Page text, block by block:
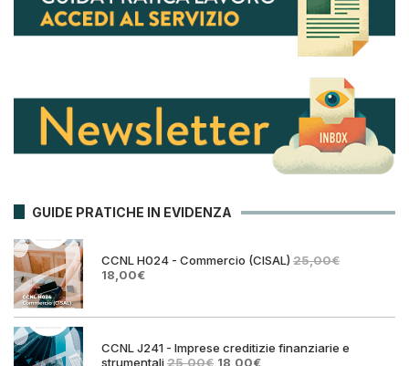
GUIDE PRATICHE IN EVIDENZA
CCNL H024 - Commercio (CISAL) 25,00€
Il
era:
18,00€Il
è:
CCNL J241 - Imprese creditizie finanziarie e
strumentali25,00€ Il18,00€Il